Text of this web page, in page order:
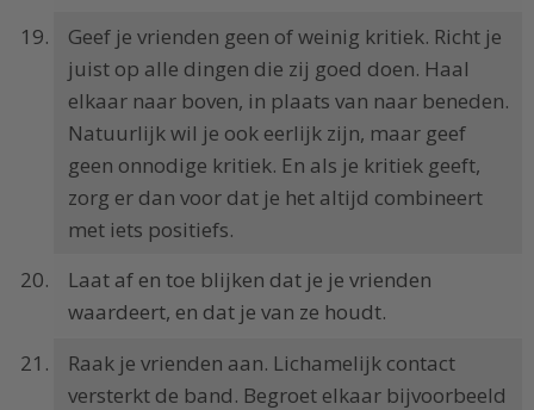
Geef je vrienden geen of weinig kritiek. Richt je
juist op alle dingen die zij goed doen. Haal
elkaar naar boven, in plaats van naar beneden.
Natuurlijk wil je ook eerlijk zijn, maar geef
geen onnodige kritiek. En als je kritiek geeft,
zorg er dan voor dat je het altijd combineert
met iets positiefs.
Laat af en toe blijken dat je je vrienden
waardeert, en dat je van ze houdt.
Raak je vrienden aan. Lichamelijk contact
versterkt de band. Begroet elkaar bijvoorbeeld